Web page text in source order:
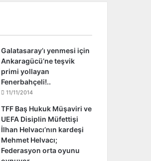
Galatasaray’ı yenmesi için
Ankaragücü’ne teşvik
primi yollayan
Fenerbahçeli!..
11/11/2014
TFF Baş Hukuk Müşaviri ve
UEFA Disiplin Müfettişi
İlhan Helvacı’nın kardeşi
Mehmet Helvacı;
Federasyon orta oyunu